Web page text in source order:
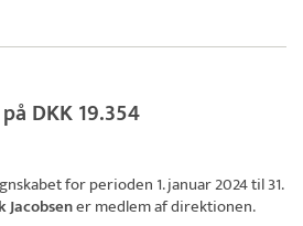
DKK 19.354
for perioden 1. januar 2024 til 31.
Jacobsener medlem af direktionen.